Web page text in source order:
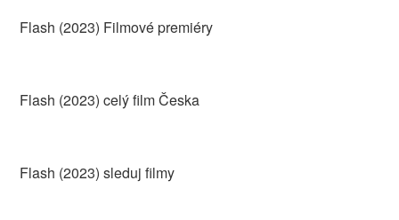
Flash (2023) Filmové premiéry
Flash (2023) celý film Česka
Flash (2023) sleduj filmy